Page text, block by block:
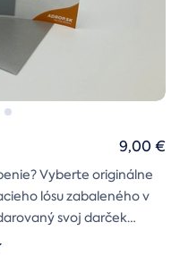
Vyberte originálne
lósu zabaleného v
svoj darček
Jedno je isté, u
9,00 €